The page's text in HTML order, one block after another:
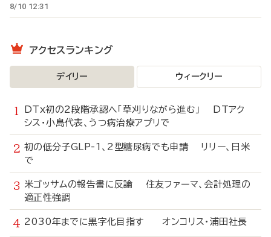
8/10 12:31
アクセスランキング
デイリー ウィークリー
DTx初の2段階承認へ「草刈りながら進む」 DTアク
シス・小島代表、うつ病治療アプリで
初の低分子GLP-1、2型糖尿病でも申請 リリー、日米
で
米ゴッサムの報告書に反論 住友ファーマ、会計処理の
適正性強調
2030年までに黒字化目指す オンコリス・浦田社長